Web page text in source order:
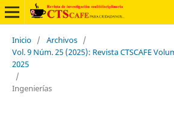
Inicio / Archivos /
Vol. 9 Núm. 25 (2025): Revista CTSCAFE
2025
/
Ingenierías